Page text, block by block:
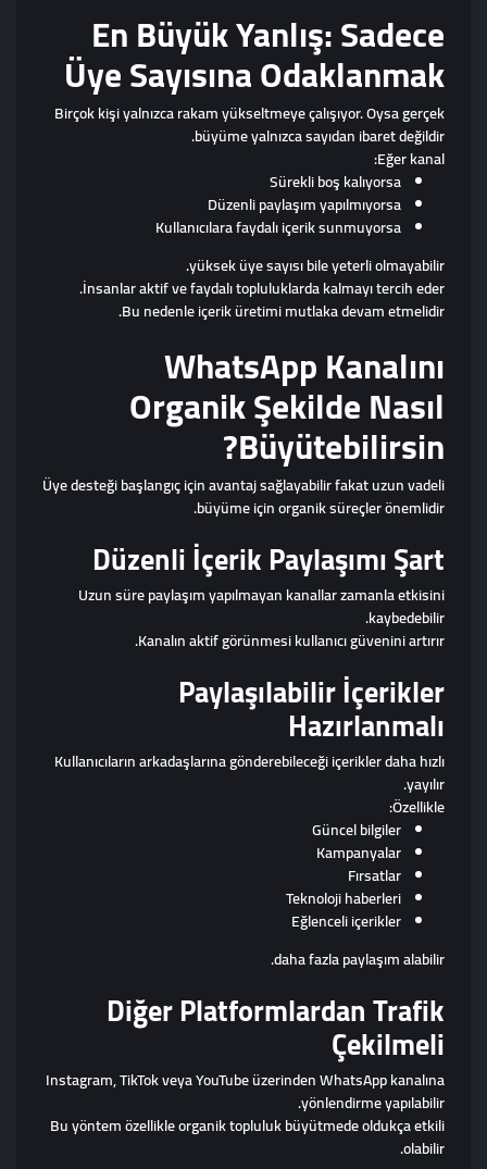
En Büyük Yanlış: Sadece
Üye Sayısına Odaklanmak
Birçok kişi yalnızca rakam yükseltmeye çalışıyor. Oysa gerçek
büyüme yalnızca sayıdan ibaret değildir.
Eğer kanal:
Sürekli boş kalıyorsa
Düzenli paylaşım yapılmıyorsa
Kullanıcılara faydalı içerik sunmuyorsa
yüksek üye sayısı bile yeterli olmayabilir.
İnsanlar aktif ve faydalı topluluklarda kalmayı tercih eder.
Bu nedenle içerik üretimi mutlaka devam etmelidir.
WhatsApp Kanalını
Organik Şekilde Nasıl
Büyütebilirsin?
Üye desteği başlangıç için avantaj sağlayabilir fakat uzun vadeli
büyüme için organik süreçler önemlidir.
Düzenli İçerik Paylaşımı Şart
Uzun süre paylaşım yapılmayan kanallar zamanla etkisini
kaybedebilir.
Kanalın aktif görünmesi kullanıcı güvenini artırır.
Paylaşılabilir İçerikler
Hazırlanmalı
Kullanıcıların arkadaşlarına gönderebileceği içerikler daha hızlı
yayılır.
Özellikle:
Güncel bilgiler
Kampanyalar
Fırsatlar
Teknoloji haberleri
Eğlenceli içerikler
daha fazla paylaşım alabilir.
Diğer Platformlardan Trafik
Çekilmeli
Instagram, TikTok veya YouTube üzerinden WhatsApp kanalına
yönlendirme yapılabilir.
Bu yöntem özellikle organik topluluk büyütmede oldukça etkili
olabilir.